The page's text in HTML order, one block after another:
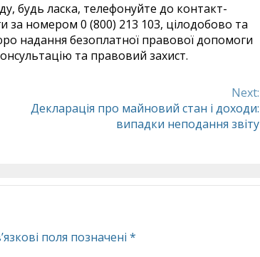
будь ласка, телефонуйте до контакт-
за номером 0 (800) 213 103, цілодобово та
надання безоплатної правової допомоги
та правовий захист.
Next:
Декларація про майновий стан і доходи:
випадки неподання звіту
поля позначені *